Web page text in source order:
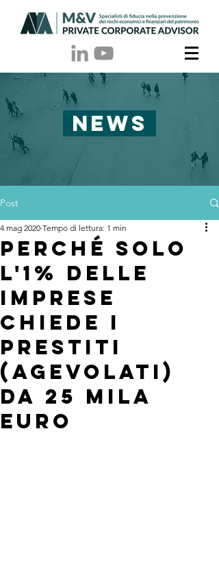
NEWS
Post
Perché solo
l'1% delle
imprese
chiede i
prestiti
(agevolati)
da 25 mila
euro
4 mag 2020 Tempo di lettura: 1 min